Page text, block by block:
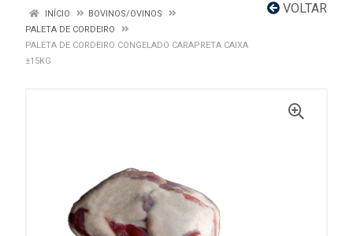
VOLTAR
INÍCIO
BOVINOS/OVINOS
PALETA DE CORDEIRO
PALETA DE CORDEIRO CONGELADO CARAPRETA CAIXA
±15KG